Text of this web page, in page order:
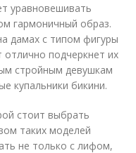
уравновешивать
гармоничный образ.
дамах с типом фигуры
подчеркнет их
стройным девушкам
купальники бикини.
стоит выбрать
таких моделей
не только с лифом,